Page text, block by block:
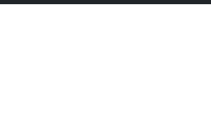
Umzug von Flensburg nach Brasilien